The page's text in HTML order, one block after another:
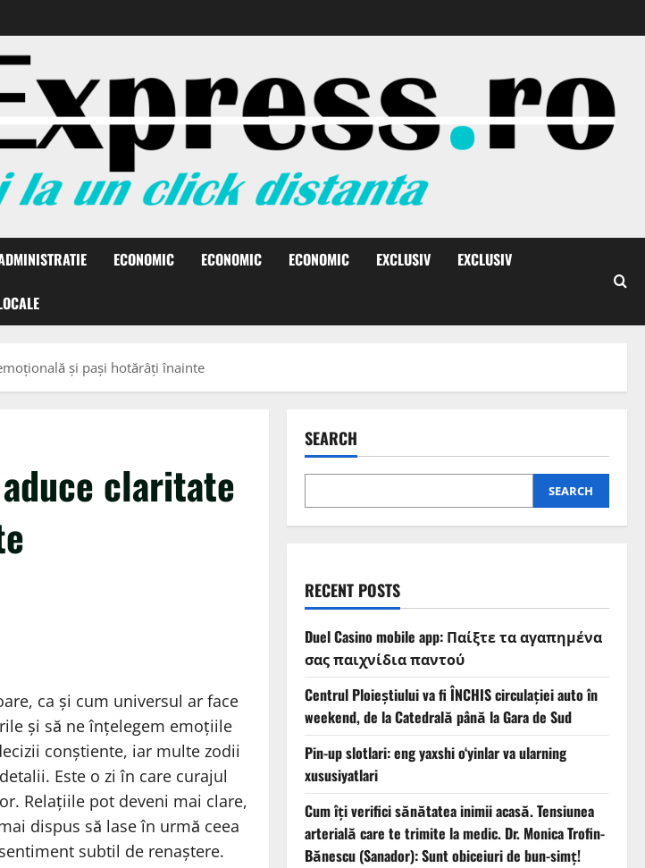
ECONOMIC ECONOMIC ECONOMIC EXCLUSIV EXCLUSIV
și pași hotărâți înainte
claritate
ca și cum universul ar face
și să ne înțelegem emoțiile
conștiente, iar multe zodii
Este o zi în care curajul
Relațiile pot deveni mai clare,
dispus să lase în urmă ceea
subtil de renaștere.
SEARCH
SEARCH
RECENT POSTS
Duel Casino mobile app: Παίξτε τα αγαπημένα
σας παιχνίδια παντού
Centrul Ploieștiului va fi ÎNCHIS circulației auto în
weekend, de la Catedrală până la Gara de Sud
Pin-up slotlari: eng yaxshi o‘yinlar va ularning
xususiyatlari
Cum îți verifici sănătatea inimii acasă. Tensiunea
arterială care te trimite la medic. Dr. Monica Trofin-
Bănescu (Sanador): Sunt obiceiuri de bun-simț!